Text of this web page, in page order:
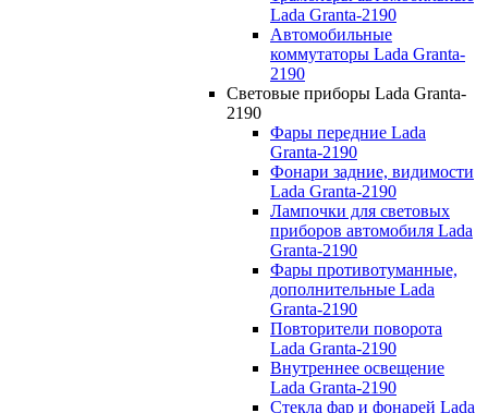
Lada Granta-2190
Автомобильные
коммутаторы Lada Granta-
2190
Световые приборы Lada Granta-
2190
Фары передние Lada
Granta-2190
Фонари задние, видимости
Lada Granta-2190
Лампочки для световых
приборов автомобиля Lada
Granta-2190
Фары противотуманные,
дополнительные Lada
Granta-2190
Повторители поворота
Lada Granta-2190
Внутреннее освещение
Lada Granta-2190
Стекла фар и фонарей Lada